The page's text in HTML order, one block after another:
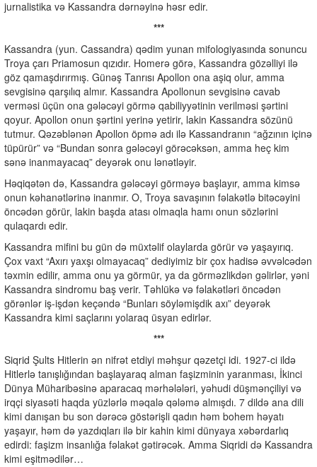
jurnalistika və Kassandra dərnəyinə həsr edir.
***
Kassandra (yun. Cassandra) qədim yunan mifologiyasında sonuncu
Troya çarı Priamosun qızıdır. Homerə görə, Kassandra gözəlliyi ilə
göz qamaşdırırmış. Günəş Tanrısı Apollon ona aşiq olur, amma
sevgisinə qarşılıq almır. Kassandra Apollonun sevgisinə cavab
verməsi üçün ona gələcəyi görmə qabiliyyətinin verilməsi şərtini
qoyur. Apollon onun şərtini yerinə yetirir, lakin Kassandra sözünü
tutmur. Qəzəblənən Apollon öpmə adı ilə Kassandranın “ağzının içinə
tüpürür” və “Bundan sonra gələcəyi görəcəksən, amma heç kim
sənə inanmayacaq” deyərək onu lənətləyir.
Həqiqətən də, Kassandra gələcəyi görməyə başlayır, amma kimsə
onun kəhanətlərinə inanmır. O, Troya savaşının fəlakətlə bitəcəyini
öncədən görür, lakin başda atası olmaqla hamı onun sözlərini
qulaqardı edir.
Kassandra mifini bu gün də müxtəlif olaylarda görür və yaşayırıq.
Çox vaxt “Axırı yaxşı olmayacaq” dediyimiz bir çox hadisə əvvəlcədən
təxmin edilir, amma onu ya görmür, ya da görməzlikdən gəlirlər, yəni
Kassandra sindromu baş verir. Təhlükə və fəlakətləri öncədən
görənlər iş-işdən keçəndə “Bunları söyləmişdik axı” deyərək
Kassandra kimi saçlarını yolaraq üsyan edirlər.
***
Siqrid Şults Hitlerin ən nifrət etdiyi məhşur qəzetçi idi. 1927-ci ildə
Hitlerlə tanışlığından başlayaraq alman faşizminin yaranması, İkinci
Dünya Müharibəsinə aparacaq mərhələləri, yəhudi düşmənçiliyi və
irqçi siyasəti haqda yüzlərlə məqalə qələmə almışdı. 7 dildə ana dili
kimi danışan bu son dərəcə göstərişli qadın həm bohem həyatı
yaşayır, həm də yazdıqları ilə bir kahin kimi dünyaya xəbərdarlıq
edirdi: faşizm insanlığa fəlakət gətirəcək. Amma Siqridi də Kassandra
kimi eşitmədilər…